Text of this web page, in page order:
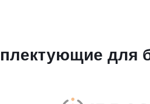
для